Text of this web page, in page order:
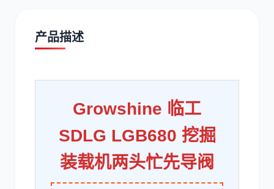
产品描述
Growshine 临工
SDLG LGB680 挖掘
装载机两头忙先导阀